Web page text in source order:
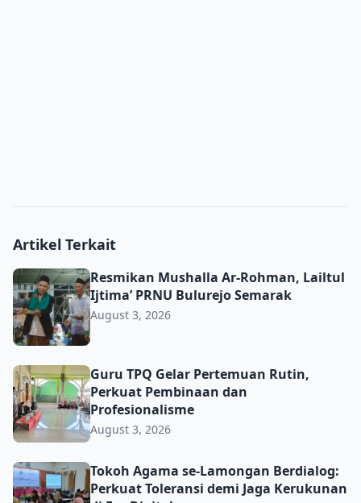
Artikel Terkait
Resmikan Mushalla Ar-Rohman, Lailtul Ijtima’ PRNU
Resmikan Mushalla Ar-Rohman, Lailtul
Ijtima’ PRNU Bulurejo Semarak
August 3, 2026
Guru TPQ Gelar Pertemuan Rutin, Perkuat Pembinaan
Guru TPQ Gelar Pertemuan Rutin,
Perkuat Pembinaan dan
Profesionalisme
August 3, 2026
Tokoh Agama se-Lamongan Berdialog: Perkuat
Tokoh Agama se-Lamongan Berdialog:
Perkuat Toleransi demi Jaga Kerukunan